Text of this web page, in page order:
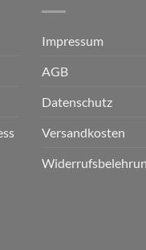
Impressum
AGB
Datenschutz
Versandkosten